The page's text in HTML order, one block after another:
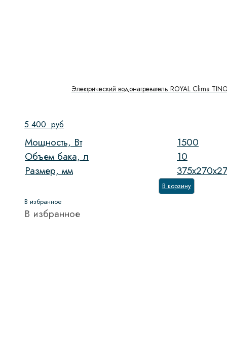
Электрический водонагреватель ROYAL Clima
5 400 руб
Мощность, Вт
1500
Объем бака, л
10
Размер, мм
В корзину
В избранное
В избранное